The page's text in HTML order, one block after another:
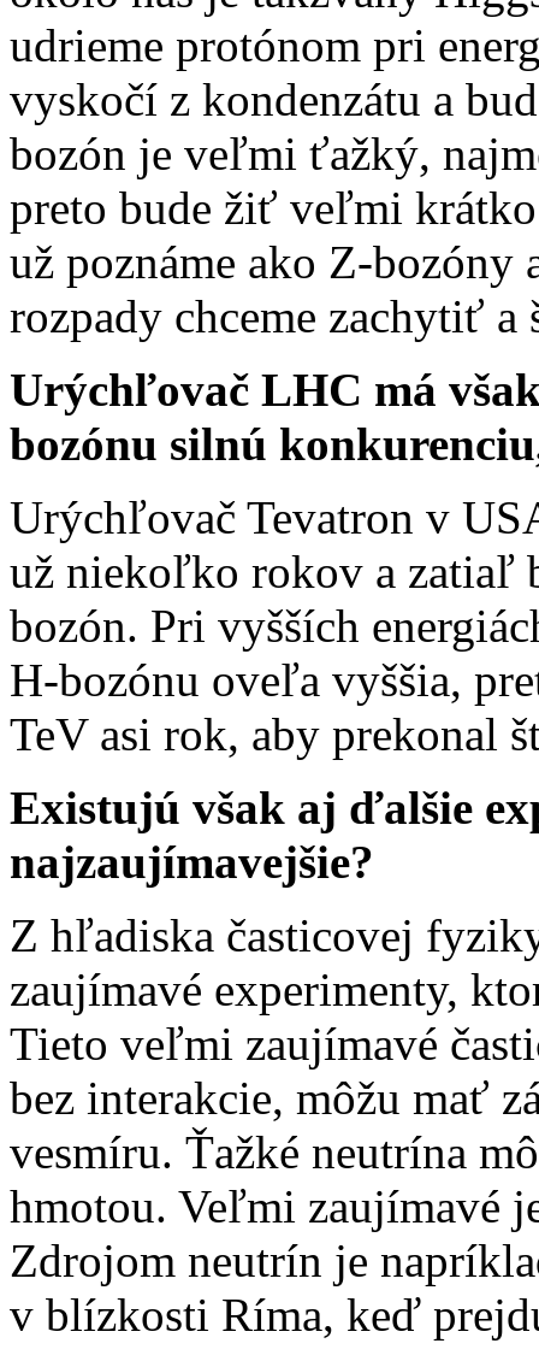
udrieme protónom pri
vyskočí z kondenzátu a
bozón je veľmi ťažký,
preto bude žiť veľmi krátko
už poznáme ako Z-bozóny
rozpady chceme zachytiť
Urýchľovač LHC má
bozónu silnú
Urýchľovač Tevatron v
už niekoľko rokov a zatiaľ
bozón. Pri vyšších
H-bozónu oveľa vyššia,
TeV asi rok, aby prekonal
Existujú však aj ďalšie
najzaujímavejšie?
Z hľadiska časticovej
zaujímavé experimenty,
Tieto veľmi zaujímavé
bez interakcie, môžu mať
vesmíru. Ťažké neutrína
hmotou. Veľmi zaujímavé
Zdrojom neutrín je
v blízkosti Ríma, keď